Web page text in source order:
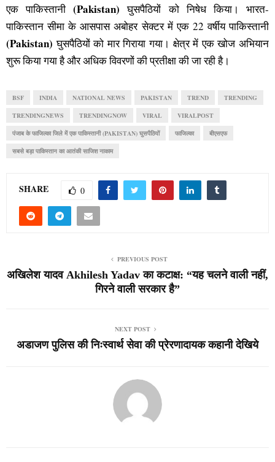
एक पाकिस्तानी(Pakistan)घुसपैठियों को निषेध किया। भारत-
पाकिस्तान सीमा के आसपास अबोहर सेक्टर में एक 22 वर्षीय पाकिस्तानी
(Pakistan)घुसपैठियों को मार गिराया गया। क्षेत्र में एक खोज अभियान
शुरू किया गया है और अधिक विवरणों की प्रतीक्षा की जा रही है।
BSF INDIA NATIONAL NEWS PAKISTAN TREND TRENDING
TRENDINGNEWS TRENDINGNOW VIRAL VIRALPOST
पंजाब के फाजिल्का जिले में एक पाकिस्तानी (PAKISTAN) घुसपैठियों फाजिल्का बीएसएफ
सबसे बड़ा पाकिस्तान का आतंकी साजिश नाकाम
SHARE 0
PREVIOUS POST
अखिलेश यादव Akhilesh Yadav का कटाक्ष: “यह चलने वाली नहीं,
गिरने वाली सरकार है”
NEXT POST
अडाजण पुलिस की निःस्वार्थ सेवा की प्रेरणादायक कहानी देखिये